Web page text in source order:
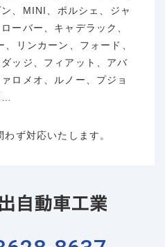
、MINI、ポルシェ、ジャ
ーバー、キャデラック、
リンカーン、フォード、
ッジ、フィアット、アバ
ロメオ、ルノー、プジョ
…
ず対応いたします。